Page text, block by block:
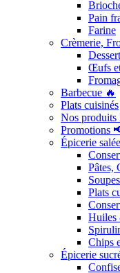
Pain
Farine
Crèmerie,
Œufs
Barbecue 🔥
Plats cuisinés
Nos produits
Promotions
Épicerie
Pâtes,
Plats
Huiles
Chips
Épicerie